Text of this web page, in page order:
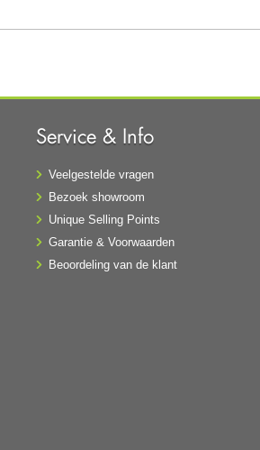
Service & Info
Veelgestelde vragen
Bezoek showroom
Unique Selling Points
Garantie & Voorwaarden
Beoordeling van de klant